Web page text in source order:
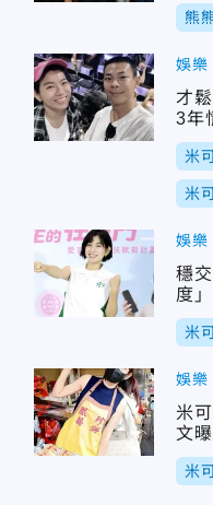
熊
娛樂
才
3年
米
米
娛樂
穩
度
米
娛樂
米
文
米